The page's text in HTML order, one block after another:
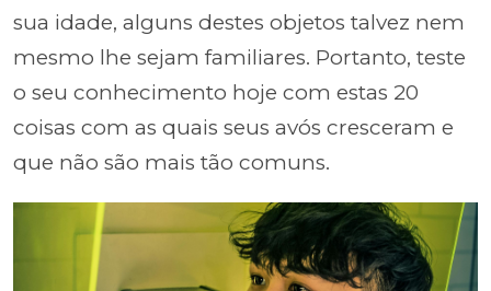
sua idade, alguns destes objetos talvez nem
mesmo lhe sejam familiares. Portanto, teste
o seu conhecimento hoje com estas 20
coisas com as quais seus avós cresceram e
que não são mais tão comuns.